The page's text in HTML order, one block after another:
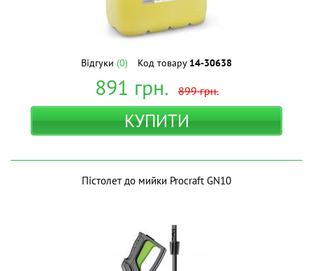
Відгуки (0) Код товару 14-30638
891 грн. 899грн.
КУПИТИ
Пістолет до мийки Procraft GN10